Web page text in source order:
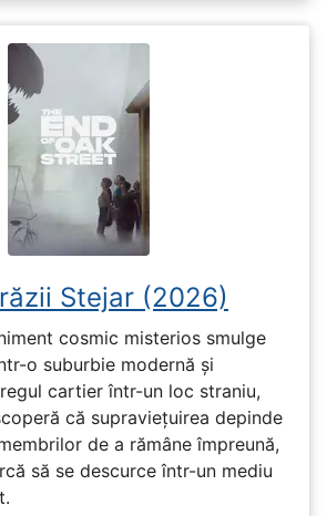
Stejar (2026)
cosmic misterios smulge
o suburbie modernă și
cartier într-un loc straniu,
că supraviețuirea depinde
de a rămâne împreună,
să se descurce într-un mediu